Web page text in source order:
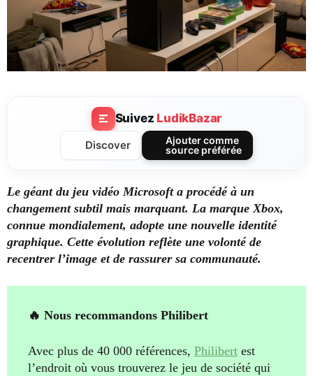
Suivez LudikBazar
Discover
Ajouter comme
source préférée
Le géant du jeu vidéo Microsoft a procédé à un
changement subtil mais marquant. La marque Xbox,
connue mondialement, adopte une nouvelle identité
graphique. Cette évolution reflète une volonté de
recentrer l’image et de rassurer sa communauté.
🔥 Nous recommandons Philibert
Avec plus de 40 000 références, Philibert est
l’endroit où vous trouverez le jeu de société qui